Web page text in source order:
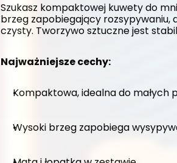
Szukasz kompaktowej kuwety do
brzeg zapobiegający rozsypywaniu,
czysty. Tworzywo sztuczne jest
Najważniejsze cechy:
Kompaktowa, idealna do małych
Wysoki brzeg zapobiega